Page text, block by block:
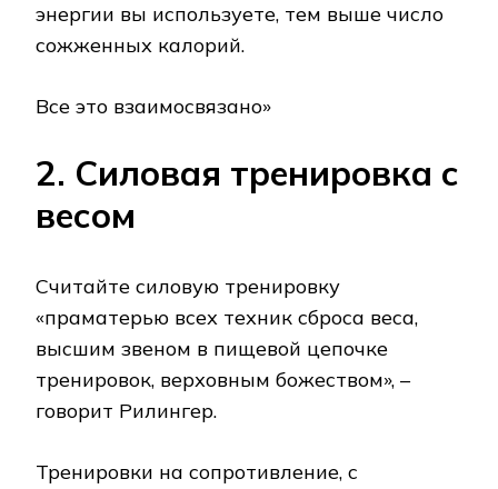
энергии вы используете, тем выше число
сожженных калорий.
Все это взаимосвязано»
2. Силовая тренировка с
весом
Считайте силовую тренировку
«праматерью всех техник сброса веса,
высшим звеном в пищевой цепочке
тренировок, верховным божеством», –
говорит Рилингер.
Тренировки на сопротивление, с